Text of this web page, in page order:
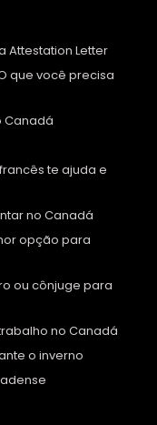
Attestation Letter
que você precisa
Canadá
te ajuda e
no Canadá
opção para
ou cônjuge para
no Canadá
o inverno